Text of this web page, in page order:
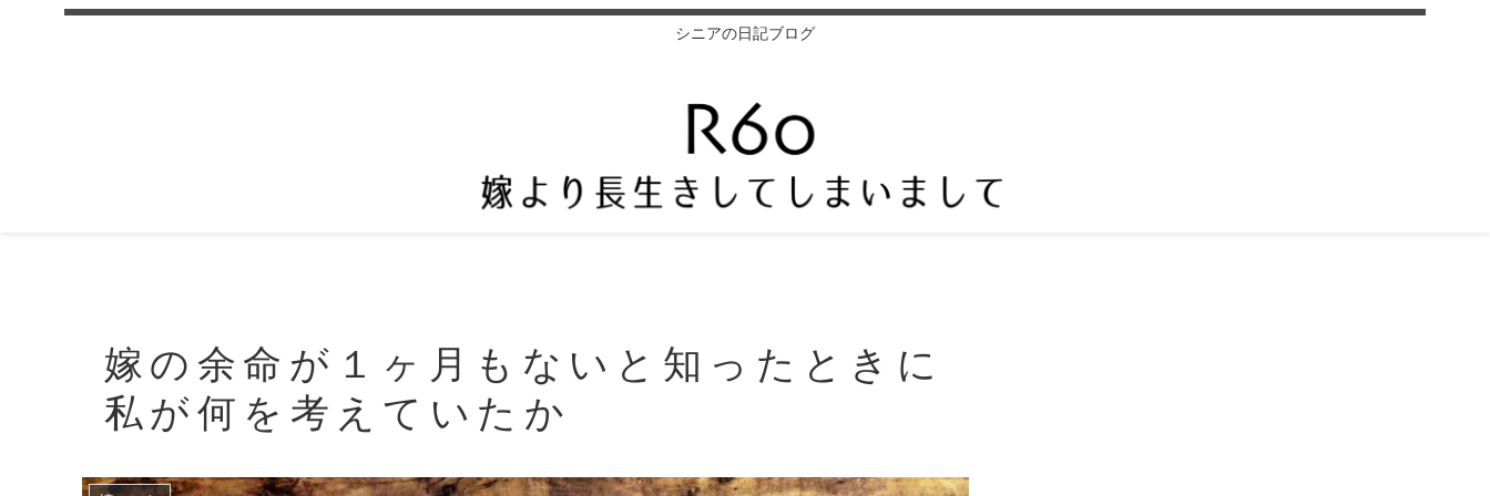
シニアの日記ブログ
嫁の余命が１ヶ月もないと知ったときに
私が何を考えていたか